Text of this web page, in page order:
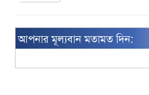
আপনার মূল্যবান মতামত দিন: